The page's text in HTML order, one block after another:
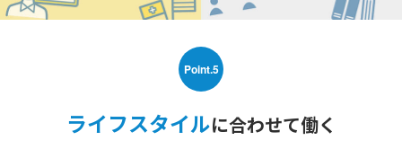
Point.5
ライフスタイルに合わせて働く